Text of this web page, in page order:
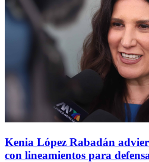
Kenia López Rabadán
con lineamientos para